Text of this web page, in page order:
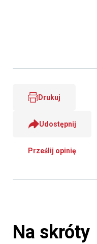
Drukuj
Udostępnij
Prześlij opinię
Na skróty